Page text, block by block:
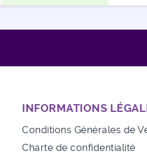
INFORMATIONS
Conditions Générales de
Charte de confidentialité